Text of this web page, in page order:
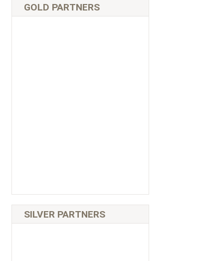
GOLD PARTNERS
SILVER PARTNERS